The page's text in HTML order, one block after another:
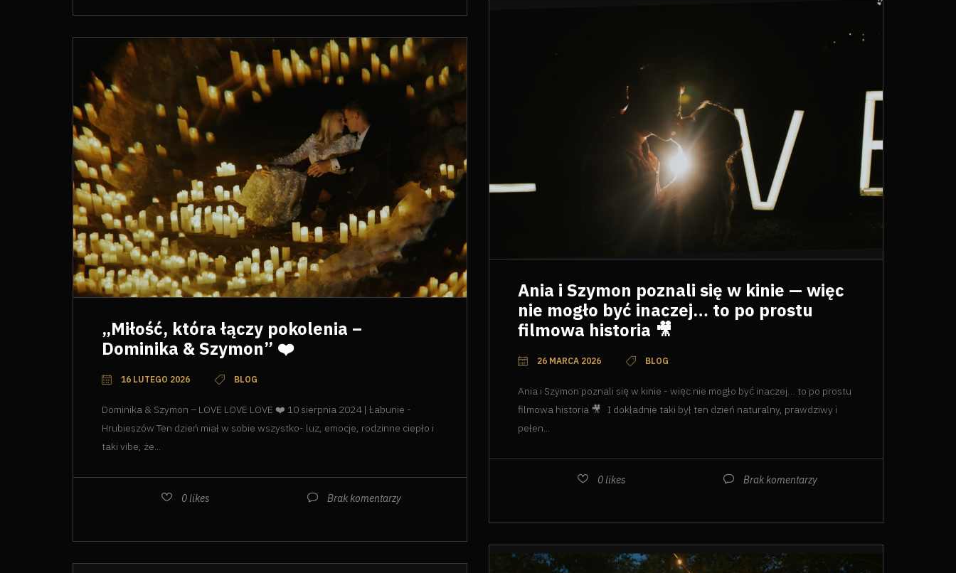
Ania i Szymon poznali się w kinie — więc
nie mogło być inaczej… to po prostu
filmowa historia 🎥
26 MARCA 2026 BLOG
Ania i Szymon poznali się w kinie - więc nie mogło być inaczej… to po prostu
filmowa historia 🎥 I dokładnie taki był ten dzień naturalny, prawdziwy i
pełen...
0likes Brak komentarzy
„Miłość, która łączy pokolenia –
Dominika & Szymon” ❤️
16 LUTEGO 2026 BLOG
Dominika & Szymon – LOVE LOVE LOVE ❤️ 10 sierpnia 2024 | Łabunie -
Hrubieszów Ten dzień miał w sobie wszystko- luz, emocje, rodzinne ciepło i
taki vibe, że...
0likes Brak komentarzy